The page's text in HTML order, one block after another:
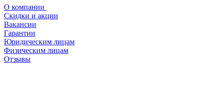
О компании
Скидки и акции
Вакансии
Гарантии
Юридическим лицам
Физическим лицам
Отзывы